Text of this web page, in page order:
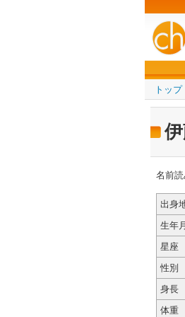
トップ
名前
出身
生年
星座
性別
身長
体重